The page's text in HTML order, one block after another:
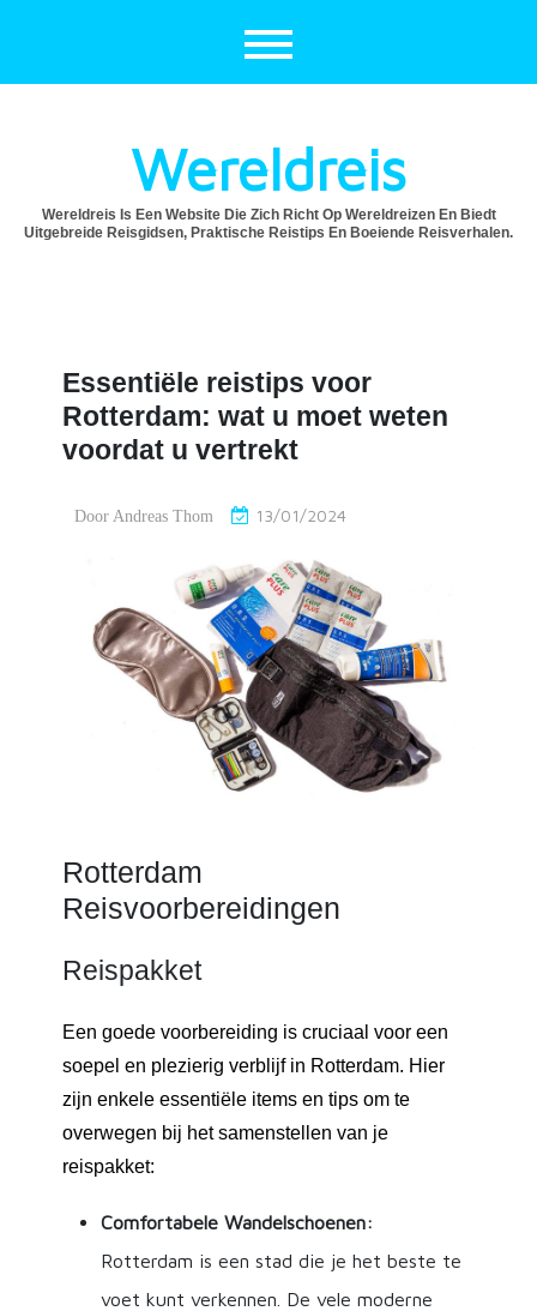
Wereldreis
Wereldreis Is Een Website Die Zich Richt Op Wereldreizen En Biedt
Uitgebreide Reisgidsen, Praktische Reistips En Boeiende Reisverhalen.
Essentiële reistips voor
Rotterdam: wat u moet weten
voordat u vertrekt
Door Andreas Thom 13/01/2024
Rotterdam
Reisvoorbereidingen
Reispakket
Een goede voorbereiding is cruciaal voor een
soepel en plezierig verblijf in Rotterdam. Hier
zijn enkele essentiële items en tips om te
overwegen bij het samenstellen van je
reispakket:
Comfortabele Wandelschoenen:
Rotterdam is een stad die je het beste te
voet kunt verkennen. De vele moderne